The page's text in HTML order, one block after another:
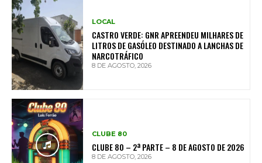
LOCAL
CASTRO VERDE: GNR APREENDEU MILHARES DE
LITROS DE GASÓLEO DESTINADO A LANCHAS DE
NARCOTRÁFICO
8 DE AGOSTO, 2026
CLUBE 80
CLUBE 80 – 2ª PARTE – 8 DE AGOSTO DE 2026
8 DE AGOSTO, 2026